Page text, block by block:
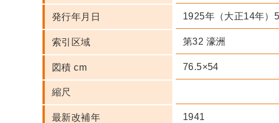
発行年月日 1925年（大正14年）
索引区域 第32 濠洲
図積 cm 76.5×54
縮尺
最新改補年 1941